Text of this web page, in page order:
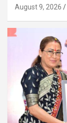
August 9, 2026